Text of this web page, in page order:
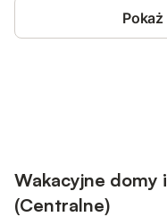
Wakacyjne domy
(Centralne)